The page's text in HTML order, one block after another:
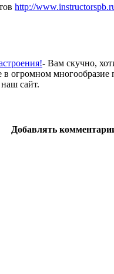
http://
- Вам скучно,
многообразие
сайт.
Добавлять